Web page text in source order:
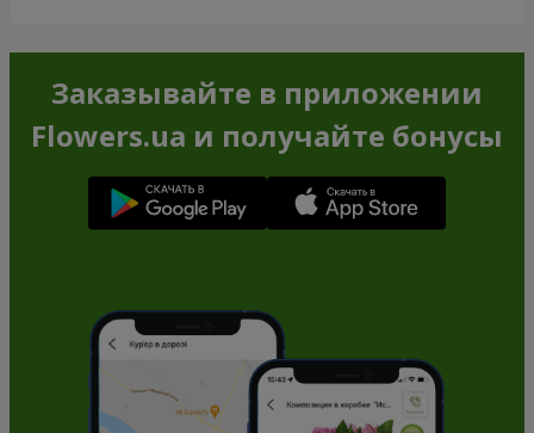
Заказывайте в приложении
Flowers.ua и получайте бонусы